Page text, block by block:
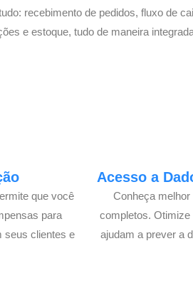
recebimento de pedidos, fluxo de
e estoque, tudo de maneira
que você
para
seus clientes e
Acesso a
Conheça
completos.
ajudam a prever a